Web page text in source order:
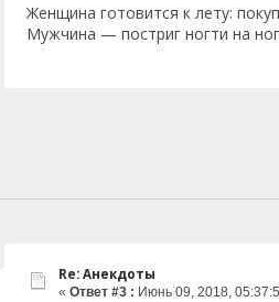
Женщина готовится к лету:
Мужчина — постриг ногти на
Re: Анекдоты
« Ответ #3 : Июнь 09, 2018,